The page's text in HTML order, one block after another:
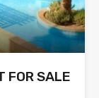
FOR SALE